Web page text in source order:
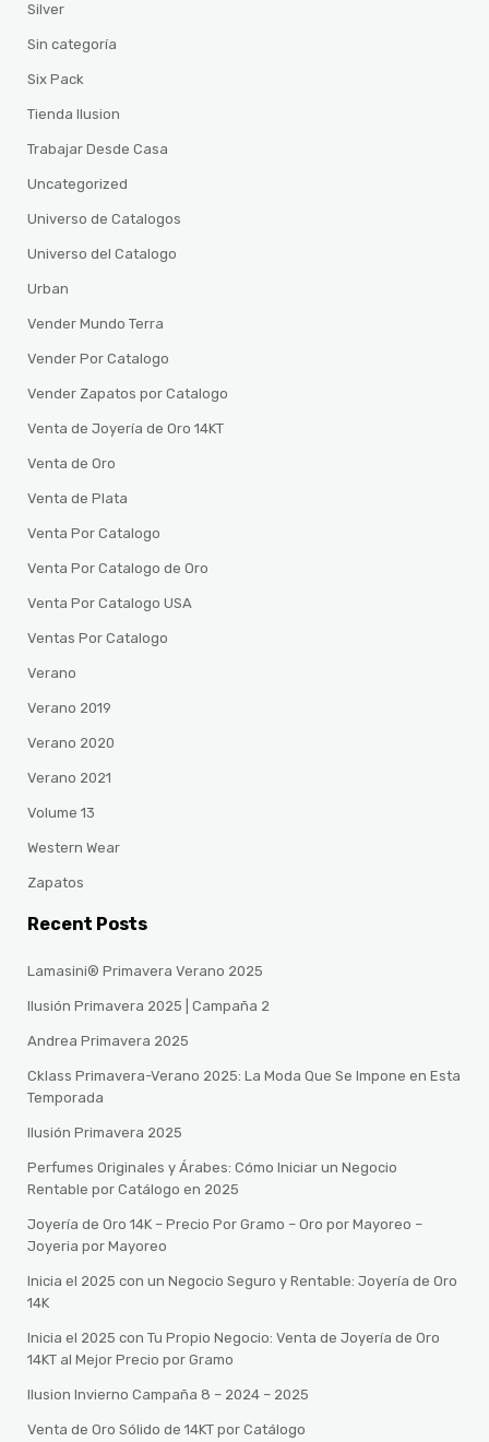
Silver
Sin categoría
Six Pack
Tienda Ilusion
Trabajar Desde Casa
Uncategorized
Universo de Catalogos
Universo del Catalogo
Urban
Vender Mundo Terra
Vender Por Catalogo
Vender Zapatos por Catalogo
Venta de Joyería de Oro 14KT
Venta de Oro
Venta de Plata
Venta Por Catalogo
Venta Por Catalogo de Oro
Venta Por Catalogo USA
Ventas Por Catalogo
Verano
Verano 2019
Verano 2020
Verano 2021
Volume 13
Western Wear
Zapatos
Recent Posts
Lamasini® Primavera Verano 2025
Ilusión Primavera 2025 | Campaña 2
Andrea Primavera 2025
Cklass Primavera-Verano 2025: La Moda Que Se Impone en Esta
Temporada
Ilusión Primavera 2025
Perfumes Originales y Árabes: Cómo Iniciar un Negocio
Rentable por Catálogo en 2025
Joyería de Oro 14K – Precio Por Gramo – Oro por Mayoreo –
Joyeria por Mayoreo
Inicia el 2025 con un Negocio Seguro y Rentable: Joyería de Oro
14K
Inicia el 2025 con Tu Propio Negocio: Venta de Joyería de Oro
14KT al Mejor Precio por Gramo
Ilusion Invierno Campaña 8 – 2024 – 2025
Venta de Oro Sólido de 14KT por Catálogo